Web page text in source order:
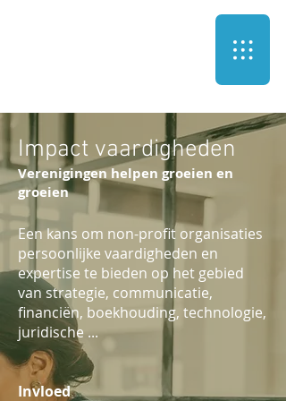
Impact vaardigheden
Verenigingen helpen groeien en
groeien
Een kans om non-profit organisaties
persoonlijke vaardigheden en
expertise te bieden op het gebied
van strategie, communicatie,
financiën, boekhouding, technologie,
juridische ...
Invloed